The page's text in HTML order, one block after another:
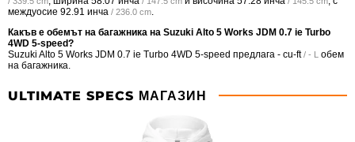
междуосие 92.91 инча / 236.0 cm
Какъв е обемът на багажника на Suzuki Alto 5 Works JDM 0.7 ie Turbo
4WD 5-speed?
Suzuki Alto 5 Works JDM 0.7 ie Turbo 4WD 5-speed предлага - cu-ft / - L обем
на багажника.
ULTIMATE SPECS МАГАЗИН